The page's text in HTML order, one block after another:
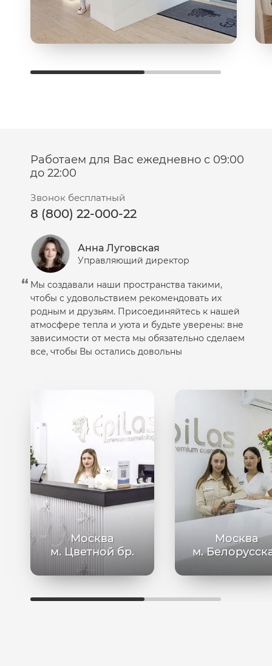
Работаем для Вас ежедневно с 09:00
до 22:00
Звонок бесплатный
8 (800) 22-000-22
Анна Луговская
Управляющий директор
Мы создавали наши пространства такими,
чтобы с удовольствием рекомендовать их
родным и друзьям. Присоединяйтесь к нашей
атмосфере тепла и уюта и будьте уверены: вне
зависимости от места мы обязательно сделаем
все, чтобы Вы остались довольны